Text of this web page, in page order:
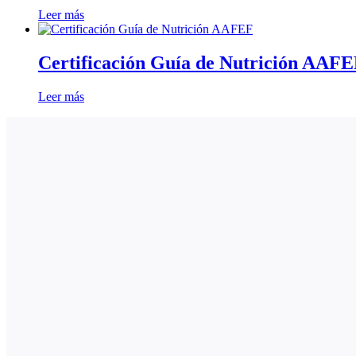
Leer más
Certificación Guía de Nutrición
Leer más